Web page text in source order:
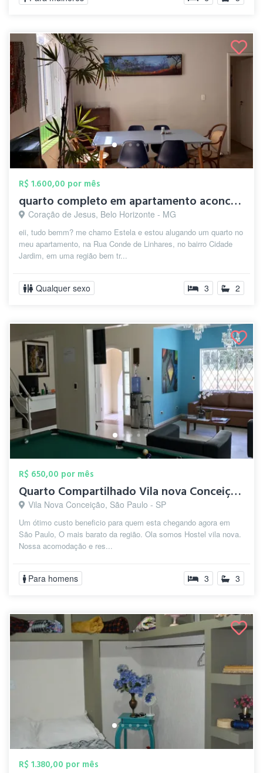
R$ 1.600,00 por mês
quarto completo em apartamento aconchega...
Coração de Jesus, Belo Horizonte - MG
eii, tudo bemm? me chamo Estela e estou alugando um quarto no
meu apartamento, na Rua Conde de Linhares, no bairro Cidade
Jardim, em uma região bem tr...
Qualquer sexo 3 2
R$ 650,00 por mês
Quarto Compartilhado Vila nova Conceição...
Vila Nova Conceição, São Paulo - SP
Um ótimo custo beneficio para quem esta chegando agora em
São Paulo, O mais barato da região. Ola somos Hostel vila nova.
Nossa acomodação e res...
Para homens 3 3
R$ 1.380,00 por mês